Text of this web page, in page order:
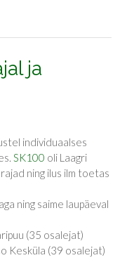
ja
individuaalses
SK100 oli Laagri
ning ilus ilm toetas
ning saime laupäeval
(35 osalejat)
Kesküla (39 osalejat)